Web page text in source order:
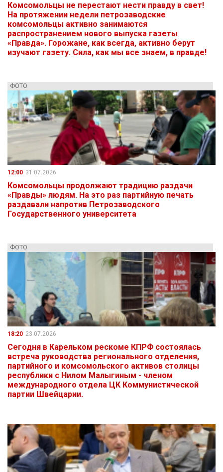
Комсомольцы не перестают нести правду в свет!
На протяжении недели петрозаводские
комсомольцы активно занимаются
распространением нового выпуска газеты
«Правда». Горожане, как всегда, активно берут
изучают газету. Сила, как мы все знаем, в правде!
ФОТО
12:00 31.07.2026
Комсомольцы продолжают традицию раздачи
«Правды» людям. На это раз партийную печать
раздавали напротив Петрозаводского
Государственного университета
ФОТО
18:20 23.07.2026
Сегодня в Карельком рескоме КПРФ состоялась
встреча руководства регионального отделения,
партийного и комсомольского активов столицы
республики с Нилом Малыгиным - членом
международного отдела ЦК Коммунистической
партии Швейцарии.